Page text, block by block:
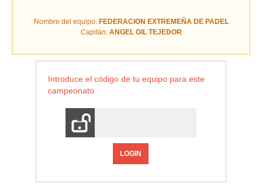
Nombre del equipo: FEDERACION EXTREMEÑA DE PADEL
Capitán: ANGEL GIL TEJEDOR
Introduce el código de tu equipo para este
campeonato
LOGIN